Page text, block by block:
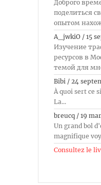
Доброго
поделиться
опытом
A_jwkiO / 15
Изучение
ресурсов в
темой для
Bibi / 24
À quoi sert ce
La...
breucq / 19
Un grand bol
magnifique
Consultez le